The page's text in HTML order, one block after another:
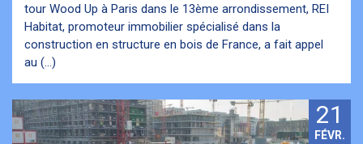
tour Wood Up à Paris dans le 13ème arrondissement, REI
Habitat, promoteur immobilier spécialisé dans la
construction en structure en bois de France, a fait appel
au (...)
21
FÉVR.